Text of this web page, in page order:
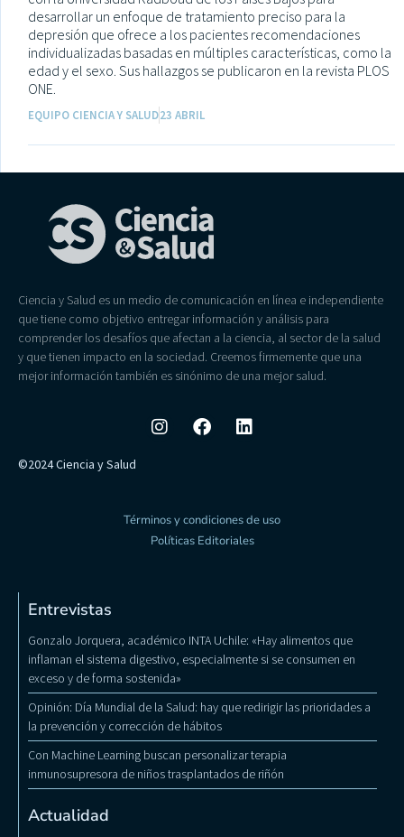
desarrollar un enfoque de tratamiento preciso para la
depresión que ofrece a los pacientes recomendaciones
individualizadas basadas en múltiples características, como la
edad y el sexo. Sus hallazgos se publicaron en la revista PLOS
ONE.
EQUIPO CIENCIA Y SALUD23 ABRIL
Ciencia y Salud es un medio de comunicación en línea e independiente
que tiene como objetivo entregar información y análisis para
comprender los desafíos que afectan a la ciencia, al sector de la salud
y que tienen impacto en la sociedad. Creemos firmemente que una
mejor información también es sinónimo de una mejor salud.
©2024 Ciencia y Salud
Términos y condiciones de uso
Políticas Editoriales
Entrevistas
Gonzalo Jorquera, académico INTA Uchile: «Hay alimentos que
inflaman el sistema digestivo, especialmente si se consumen en
exceso y de forma sostenida»
Opinión: Día Mundial de la Salud: hay que redirigir las prioridades a
la prevención y corrección de hábitos
Con Machine Learning buscan personalizar terapia
inmunosupresora de niños trasplantados de riñón
Actualidad